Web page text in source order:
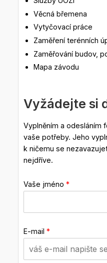
Věcná břemena
Vytyčovací práce
Zaměření terénních
Zaměřování budov,
Mapa závodu
Vyžádejte si
Vyplněním a odesláním
vaše potřeby. Jeho
k ničemu se
nejdříve.
Vaše jméno *
E-mail *